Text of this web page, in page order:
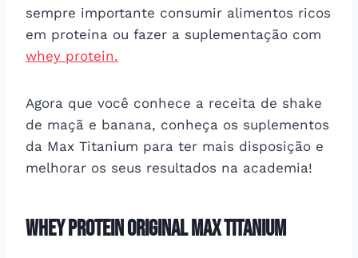
sempre importante consumir alimentos ricos
em proteína ou fazer a suplementação com
whey protein.
Agora que você conhece a receita de shake
de maçã e banana, conheça os suplementos
da Max Titanium para ter mais disposição e
melhorar os seus resultados na academia!
Whey Protein Original Max Titanium